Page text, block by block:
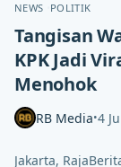
NEWS POLITIK
Tangisan
KPK Jadi
Menohok
RB Media•4
Jakarta,